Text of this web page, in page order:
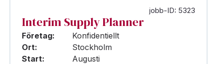
jobb-ID: 5323
Interim Supply Planner
Företag:
Konfidentiellt
Ort:
Stockholm
Start:
Augusti